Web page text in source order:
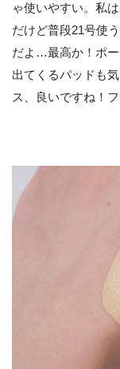
ゃ使いやすい。私
だけど普段21号使
だよ…最高か！ポ
出てくるパッドも
ス、良いですね！